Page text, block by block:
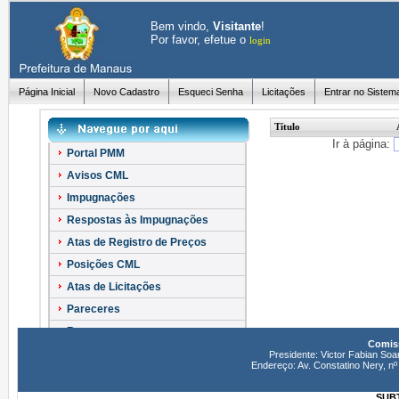
Bem vindo, Visitante!
Por favor, efetue o login
Página Inicial Novo Cadastro Esqueci Senha Licitações Entrar no
Portal PMM
Avisos CML
Impugnações
Respostas às Impugnações
Atas de Registro de Preços
Posições CML
Atas de Licitações
Pareceres
Recursos
Título
Ir à página:
Presidente: Victor Fabian
Endereço: Av. Constatino Nery,